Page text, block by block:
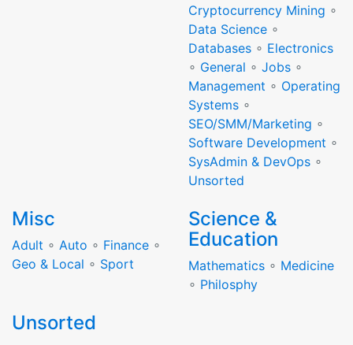
Cryptocurrency Mining ∘
Data Science ∘
Databases ∘ Electronics
∘ General ∘ Jobs ∘
Management ∘ Operating
Systems ∘
SEO/SMM/Marketing ∘
Software Development ∘
SysAdmin & DevOps ∘
Unsorted
Misc
Adult ∘ Auto ∘ Finance ∘
Geo & Local ∘ Sport
Science &
Education
Mathematics ∘ Medicine
∘ Philosphy
Unsorted